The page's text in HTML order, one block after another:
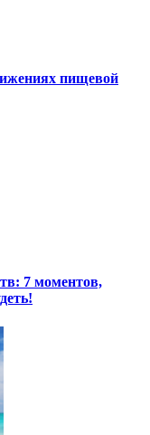
пищевой
7 моментов,